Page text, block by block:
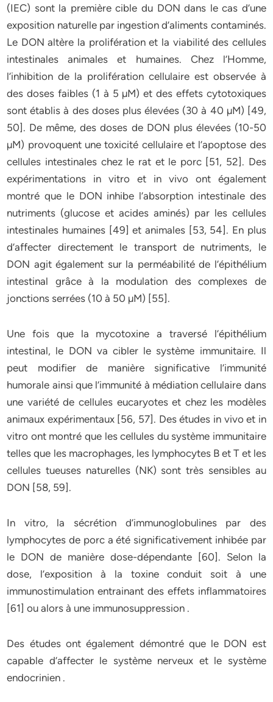
(IEC) sont la première cible du DON dans le cas d’une
exposition naturelle par ingestion d’aliments contaminés.
Le DON altère la prolifération et la viabilité des cellules
intestinales animales et humaines. Chez l’Homme,
l’inhibition de la prolifération cellulaire est observée à
des doses faibles (1 à 5 µM) et des effets cytotoxiques
sont établis à des doses plus élevées (30 à 40 µM) [49,
50]. De même, des doses de DON plus élevées (10-50
µM) provoquent une toxicité cellulaire et l’apoptose des
cellules intestinales chez le rat et le porc [51, 52]. Des
expérimentations in vitro et in vivo ont également
montré que le DON inhibe l’absorption intestinale des
nutriments (glucose et acides aminés) par les cellules
intestinales humaines [49] et animales [53, 54]. En plus
d’affecter directement le transport de nutriments, le
DON agit également sur la perméabilité de l’épithélium
intestinal grâce à la modulation des complexes de
jonctions serrées (10 à 50 µM) [55].
Une fois que la mycotoxine a traversé l’épithélium
intestinal, le DON va cibler le système immunitaire. Il
peut modifier de manière significative l’immunité
humorale ainsi que l’immunité à médiation cellulaire dans
une variété de cellules eucaryotes et chez les modèles
animaux expérimentaux [56, 57]. Des études in vivo et in
vitro ont montré que les cellules du système immunitaire
telles que les macrophages, les lymphocytes B et T et les
cellules tueuses naturelles (NK) sont très sensibles au
DON [58, 59].
In vitro, la sécrétion d’immunoglobulines par des
lymphocytes de porc a été significativement inhibée par
le DON de manière dose-dépendante [60]. Selon la
dose, l’exposition à la toxine conduit soit à une
immunostimulation entrainant des effets inflammatoires
[61] ou alors à une immunosuppression .
Des études ont également démontré que le DON est
capable d’affecter le système nerveux et le système
endocrinien .